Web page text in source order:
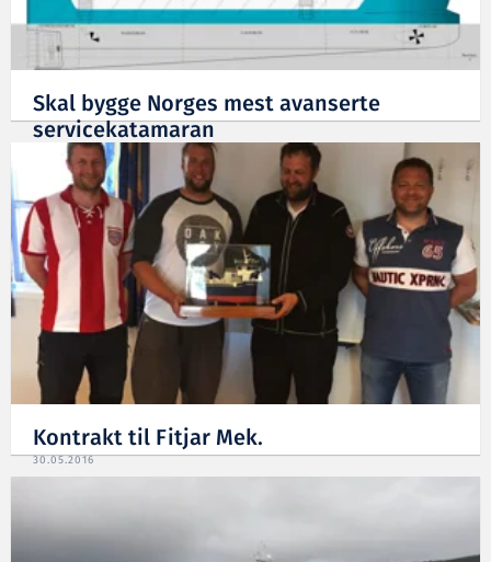
Skal bygge Norges mest avanserte
servicekatamaran
03.05.2017
Kontrakt til Fitjar Mek.
30.05.2016